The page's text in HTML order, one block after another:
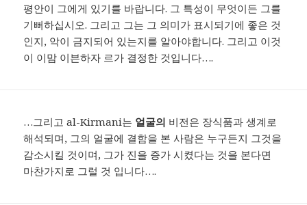
평안이 그에게 있기를 바랍니다. 그 특성이 무엇이든 그를
기뻐하십시오. 그리고 그는 그 의미가 표시되기에 좋은 것
인지, 악이 금지되어 있는지를 알아야합니다. 그리고 이것
이 이맘 이븐하자 르가 결정한 것입니다….
…그리고 al-Kirmani는 얼굴의 비전은 장식품과 생계로
해석되며, 그의 얼굴에 결함을 본 사람은 누구든지 그것을
감소시킬 것이며, 그가 진을 증가 시켰다는 것을 본다면
마찬가지로 그럴 것 입니다….